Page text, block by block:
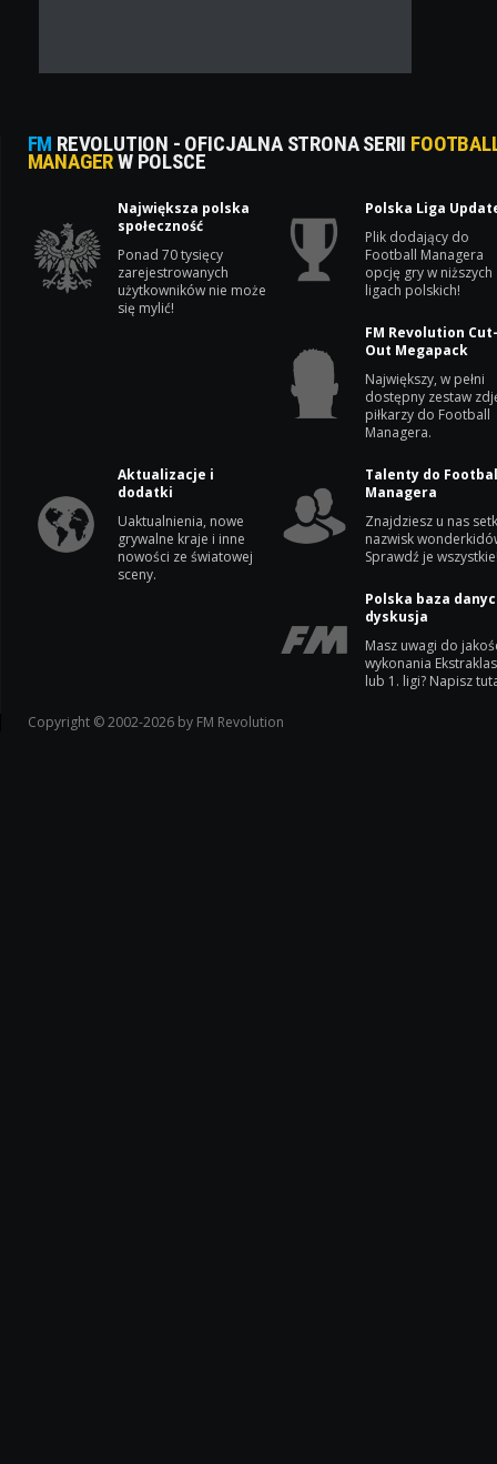
FM REVOLUTION - OFICJALNA STRONA SERII
MANAGERW POLSCE
Największa polska
społeczność
Ponad 70 tysięcy
zarejestrowanych
użytkowników nie może
się mylić!
Polska Liga
Plik dodający do
Football Managera
opcję gry w niższych
ligach polskich!
FM Revolution
Out Megapack
Największy, w pełni
dostępny zestaw
piłkarzy do Football
Managera.
Aktualizacje i
dodatki
Uaktualnienia, nowe
grywalne kraje i inne
nowości ze światowej
sceny.
Talenty do
Managera
Znajdziesz u nas
nazwisk
Sprawdź je
Polska baza
dyskusja
Masz uwagi do
wykonania
lub 1. ligi? Napisz
Copyright © 2002-2026 by FM Revolution